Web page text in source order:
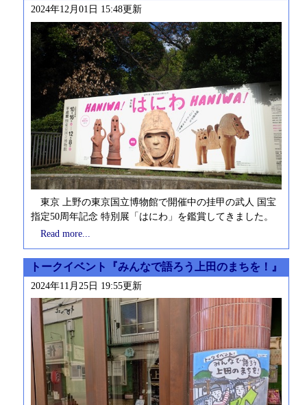
2024年12月01日 15:48更新
東京 上野の東京国立博物館で開催中の挂甲の武人 国宝
指定50周年記念 特別展「はにわ」を鑑賞してきました。
Read more...
トークイベント『みんなで語ろう上田のまちを！』
2024年11月25日 19:55更新